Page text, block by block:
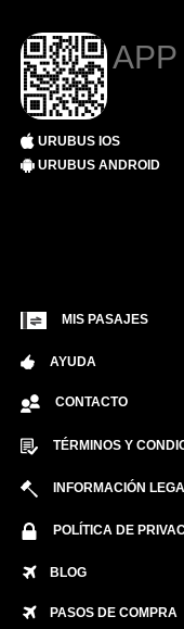
APP
URUBUS IOS
URUBUS ANDROID
MIS PASAJES
AYUDA
CONTACTO
TÉRMINOS Y
INFORMACIÓN
POLÍTICA DE
BLOG
PASOS DE COMPRA